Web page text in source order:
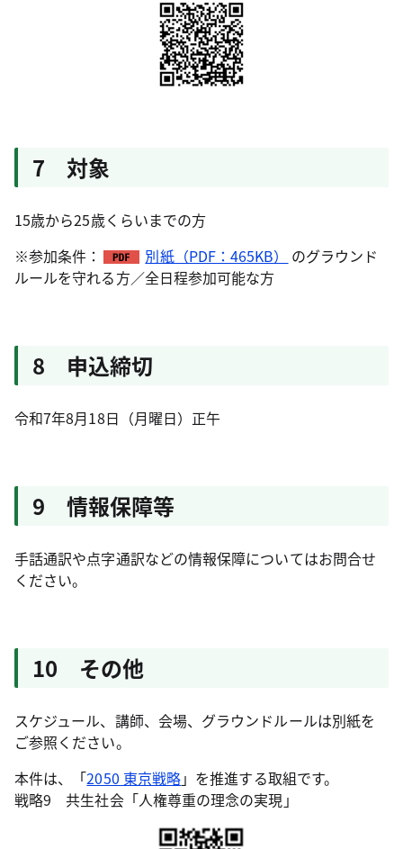
7 対象
15歳から25歳くらいまでの方
※参加条件：
別紙（PDF：465KB）
のグラウンド
ルールを守れる方／全日程参加可能な方
8 申込締切
令和7年8月18日（月曜日）正午
9 情報保障等
手話通訳や点字通訳などの情報保障についてはお問合せ
ください。
10 その他
スケジュール、講師、会場、グラウンドルールは別紙を
ご参照ください。
本件は、「2050 東京戦略」を推進する取組です。
戦略9 共生社会「人権尊重の理念の実現」